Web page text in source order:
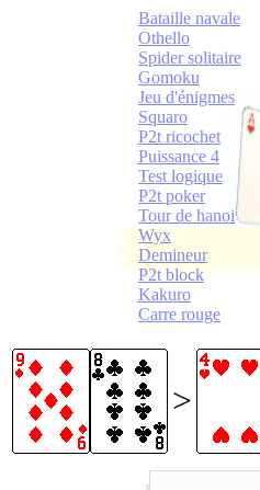
Bataille navale
Othello
Spider solitaire
Gomoku
Jeu d'énigmes
Squaro
P2t ricochet
Puissance 4
Test logique
P2t poker
Tour de hanoi
Wyx
Demineur
P2t block
Kakuro
Carre rouge
>